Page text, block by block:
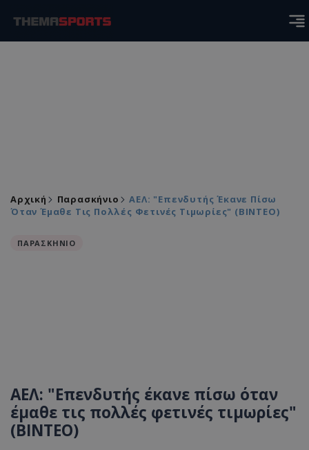
Αρχική Παρασκήνιο
ΑΕΛ: "Επενδυτής Έκανε Πίσω
Όταν Έμαθε Τις Πολλές Φετινές Τιμωρίες" (ΒΙΝΤΕΟ)
ΠΑΡΑΣΚΗΝΙΟ
ΑΕΛ: "Επενδυτής έκανε πίσω όταν
έμαθε τις πολλές φετινές τιμωρίες"
(ΒΙΝΤΕΟ)